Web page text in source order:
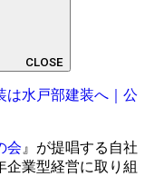
CLOSE
会 』が提唱する自社
企業型経営に取り組